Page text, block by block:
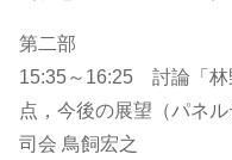
第二部
15:35～16:25 討論「林
点，今後の展望（パネル
司会 鳥飼宏之